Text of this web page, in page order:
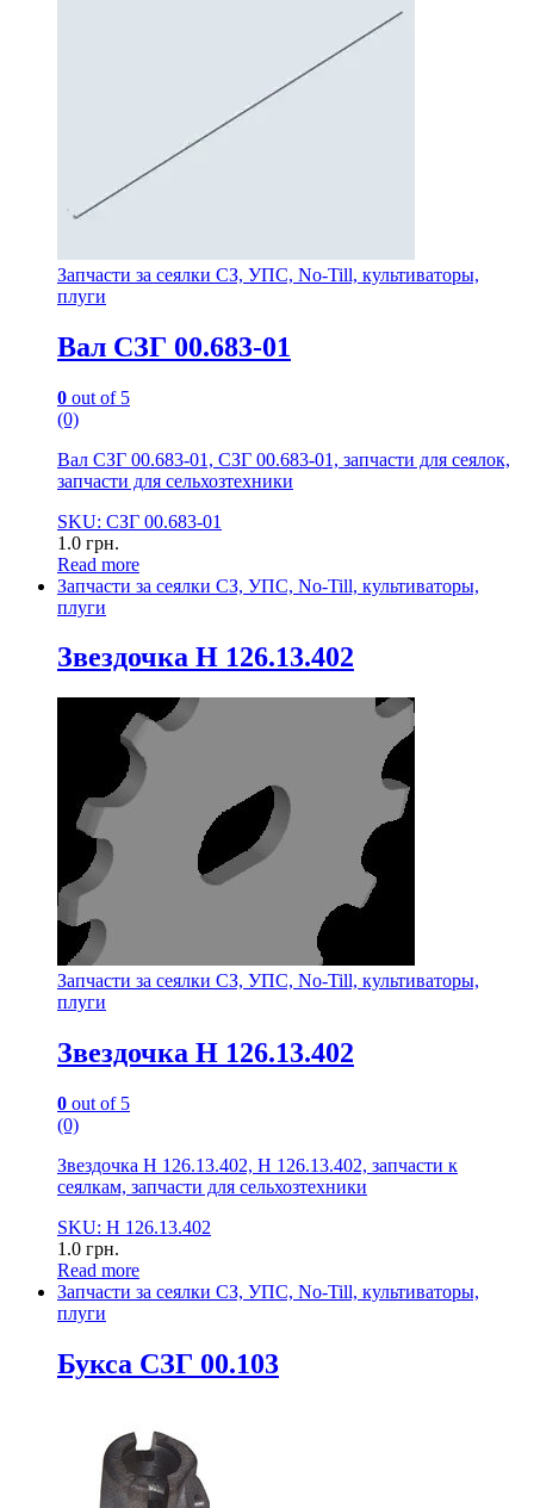
Запчасти за сеялки СЗ, УПС, No-Till, культиваторы,
плуги
Вал СЗГ 00.683-01
0 out of 5
(0)
Вал СЗГ 00.683-01, СЗГ 00.683-01, запчасти для сеялок,
запчасти для сельхозтехники
SKU: СЗГ 00.683-01
1.0 грн.
Read more
Запчасти за сеялки СЗ, УПС, No-Till, культиваторы,
плуги
Звездочка Н 126.13.402
Запчасти за сеялки СЗ, УПС, No-Till, культиваторы,
плуги
Звездочка Н 126.13.402
0 out of 5
(0)
Звездочка Н 126.13.402, Н 126.13.402, запчасти к
сеялкам, запчасти для сельхозтехники
SKU: Н 126.13.402
1.0 грн.
Read more
Запчасти за сеялки СЗ, УПС, No-Till, культиваторы,
плуги
Букса СЗГ 00.103